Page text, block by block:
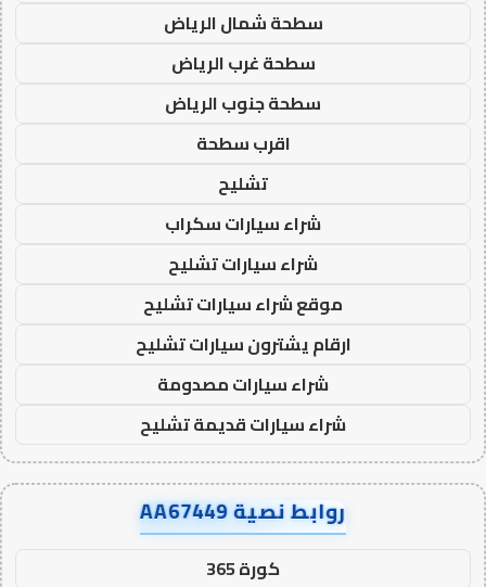
سطحة شمال الرياض
سطحة غرب الرياض
سطحة جنوب الرياض
اقرب سطحة
تشليح
شراء سيارات سكراب
شراء سيارات تشليح
موقع شراء سيارات تشليح
ارقام يشترون سيارات تشليح
شراء سيارات مصدومة
شراء سيارات قديمة تشليح
روابط نصية AA67449
كورة 365